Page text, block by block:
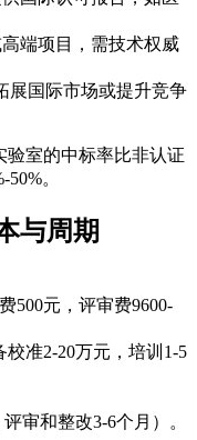
高端项目，需技术权威
展国际市场或提升竞争
验室的中标率比非认证
。
与周期
500元，评审费9600-
校准2-20万元，培训1-5
审和整改3-6个月）。